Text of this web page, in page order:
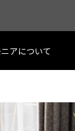
アについて